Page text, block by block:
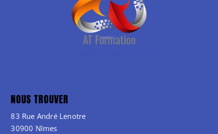
NOUS TROUVER
83 Rue André Lenotre
30900 Nîmes